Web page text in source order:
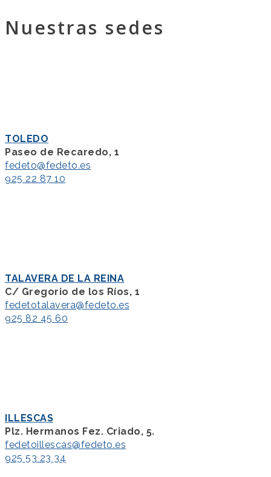
Nuestras sedes
TOLEDO
Paseo de Recaredo, 1
fedeto@fedeto.es
925 22 87 10
TALAVERA DE LA REINA
C/ Gregorio de los Ríos, 1
fedetotalavera@fedeto.es
925 82 45 60
ILLESCAS
Plz. Hermanos Fez. Criado, 5.
fedetoillescas@fedeto.es
925 53 23 34